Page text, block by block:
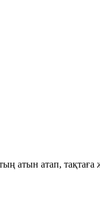
атын атап,